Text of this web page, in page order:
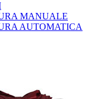
MANUALE
AUTOMATICA